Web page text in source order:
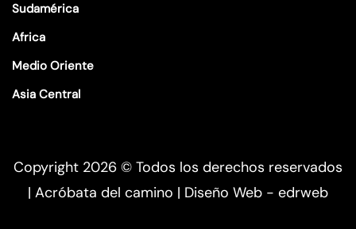
Sudamérica
Africa
Medio Oriente
Asia Central
Copyright 2026 © Todos los derechos reservados
| Acróbata del camino | Diseño Web - edrweb